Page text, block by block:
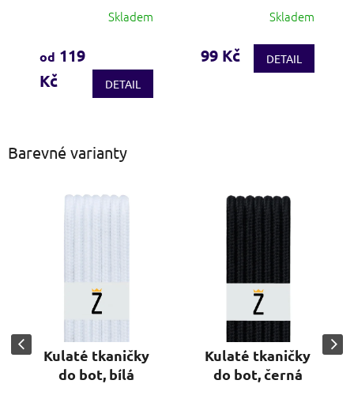
produktu
je
3,7
Skladem
od 119
Kč
DETAIL
Skladem
99 Kč DETAIL
Barevné varianty
Kulaté tkaničky
do bot, bílá
Kulaté tkaničky
do bot, černá